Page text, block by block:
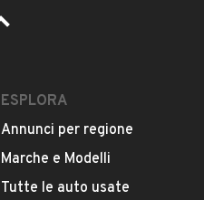
ESPLORA
Annunci per regione
Marche e Modelli
Tutte le auto usate